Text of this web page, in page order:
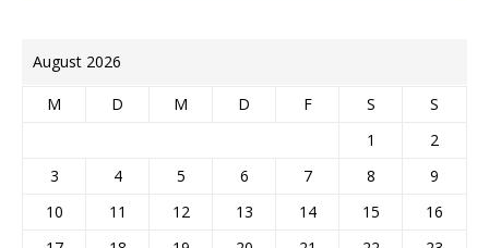
August 2026
M D M D F S
S
1
2
3
4 5 6 7 8
9
10
11 12 13 14 15
16